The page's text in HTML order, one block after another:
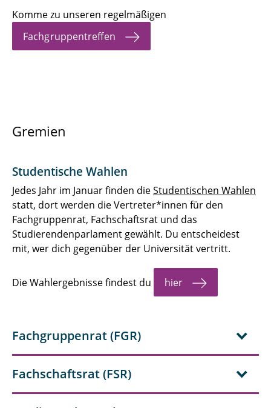
Komme zu unseren regelmäßigen
Fachgruppentreffen
Gremien
Studentische Wahlen
Jedes Jahr im Januar finden dieStudentischen Wahlen
statt, dort werden die Vertreter*innen für den
Fachgruppenrat, Fachschaftsrat und das
Studierendenparlament gewählt. Du entscheidest
mit, wer dich gegenüber der Universität vertritt.
Die Wahlergebnisse findest du hier
Fachgruppenrat (FGR)
Fachschaftsrat (FSR)